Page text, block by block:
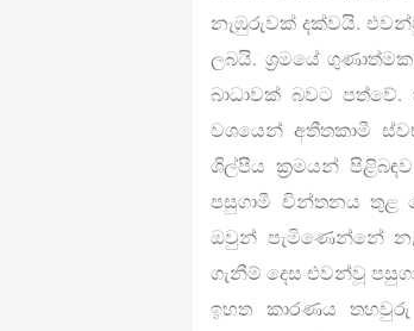
නැඹුරුවක් දක්වයි.
ලබයි. ශ්‍රමයේ
බාධාවක් බවට
වශයෙන් අතීතකාමී
ශිල්පීය ක්‍රමයන්
පසුගාමී චින්තනය තුළ
ඔවුන් පැමිණෙන්නේ
ගැනීම් දෙස එවන්වූ
ඉහත කාරණය තහවුරු